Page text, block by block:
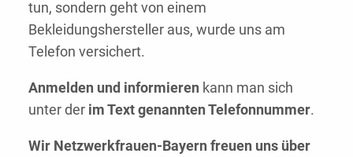
tun, sondern geht von einem
Bekleidungshersteller aus, wurde uns am
Telefon versichert.
Anmelden und informieren kann man sich
unter der im Text genannten Telefonnummer.
Wir Netzwerkfrauen-Bayern freuen uns über